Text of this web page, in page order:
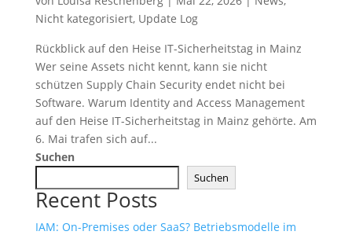
Nicht kategorisiert, Update Log
Rückblick auf den Heise IT-Sicherheitstag in Mainz
Wer seine Assets nicht kennt, kann sie nicht
schützen Supply Chain Security endet nicht bei
Software. Warum Identity and Access Management
auf den Heise IT-Sicherheitstag in Mainz gehörte. Am
6. Mai trafen sich auf...
Suchen
Suchen
Recent Posts
IAM: On-Premises oder SaaS? Betriebsmodelle im